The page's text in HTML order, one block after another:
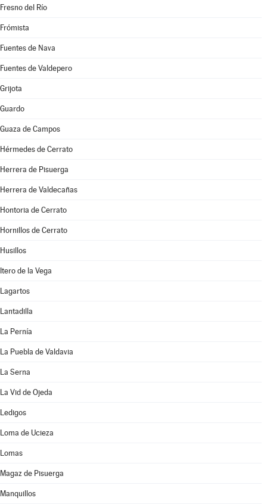
Fresno del Río
Frómista
Fuentes de Nava
Fuentes de Valdepero
Grijota
Guardo
Guaza de Campos
Hérmedes de Cerrato
Herrera de Pisuerga
Herrera de Valdecañas
Hontoria de Cerrato
Hornillos de Cerrato
Husillos
Itero de la Vega
Lagartos
Lantadilla
La Pernía
La Puebla de Valdavia
La Serna
La Vid de Ojeda
Ledigos
Loma de Ucieza
Lomas
Magaz de Pisuerga
Manquillos